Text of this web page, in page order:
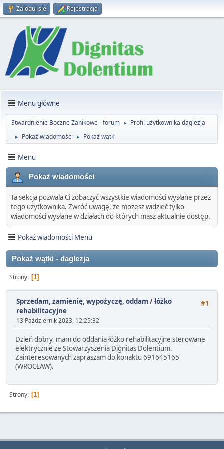
Zaloguj się Rejestracja
Menu główne
Stwardnienie Boczne Zanikowe - forum ► Profil użytkownika daglezja
► Pokaż wiadomości ► Pokaż wątki
Menu
Pokaż wiadomości
Ta sekcja pozwala Ci zobaczyć wszystkie wiadomości wysłane przez
tego użytkownika. Zwróć uwagę, że możesz widzieć tylko
wiadomości wysłane w działach do których masz aktualnie dostęp.
Pokaż wiadomości Menu
Pokaż wątki - daglezja
Strony 1
#1
Sprzedam, zamienię, wypożyczę, oddam /łóżko
rehabilitacyjne
13 Październik 2023, 12:25:32
Dzień dobry, mam do oddania łóżko rehabilitacyjne sterowane
elektrycznie ze Stowarzyszenia Dignitas Dolentium.
Zainteresowanych zapraszam do konaktu 691645165
(WROCŁAW).
Strony 1